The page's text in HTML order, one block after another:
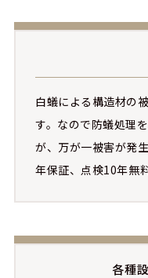
白蟻による構造材の
す。なので防蟻処理
が、万が一被害が発
年保証、点検10年無
各種